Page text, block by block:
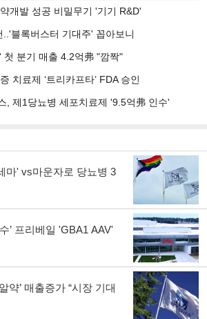
로
기
사
유
기
개발 성공 비밀무기 '기기 R&D'
블록버스터 기대주' 꼽아보니
첫 분기 매출 4.2억弗 "깜짝"
치료제 ‘트리카프타’ FDA 승인
, 제1당뇨병 세포치료제 '9.5억弗 인수'
마' vs마운자로 당뇨병 3
’ 프리베일 'GBA1 AAV'
약’ 매출증가 “시장 기대